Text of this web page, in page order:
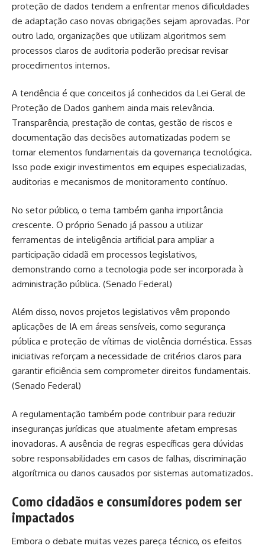
proteção de dados tendem a enfrentar menos dificuldades
de adaptação caso novas obrigações sejam aprovadas. Por
outro lado, organizações que utilizam algoritmos sem
processos claros de auditoria poderão precisar revisar
procedimentos internos.
A tendência é que conceitos já conhecidos da Lei Geral de
Proteção de Dados ganhem ainda mais relevância.
Transparência, prestação de contas, gestão de riscos e
documentação das decisões automatizadas podem se
tornar elementos fundamentais da governança tecnológica.
Isso pode exigir investimentos em equipes especializadas,
auditorias e mecanismos de monitoramento contínuo.
No setor público, o tema também ganha importância
crescente. O próprio Senado já passou a utilizar
ferramentas de inteligência artificial para ampliar a
participação cidadã em processos legislativos,
demonstrando como a tecnologia pode ser incorporada à
administração pública. (Senado Federal)
Além disso, novos projetos legislativos vêm propondo
aplicações de IA em áreas sensíveis, como segurança
pública e proteção de vítimas de violência doméstica. Essas
iniciativas reforçam a necessidade de critérios claros para
garantir eficiência sem comprometer direitos fundamentais.
(Senado Federal)
A regulamentação também pode contribuir para reduzir
inseguranças jurídicas que atualmente afetam empresas
inovadoras. A ausência de regras específicas gera dúvidas
sobre responsabilidades em casos de falhas, discriminação
algorítmica ou danos causados por sistemas automatizados.
Como cidadãos e consumidores podem ser
impactados
Embora o debate muitas vezes pareça técnico, os efeitos